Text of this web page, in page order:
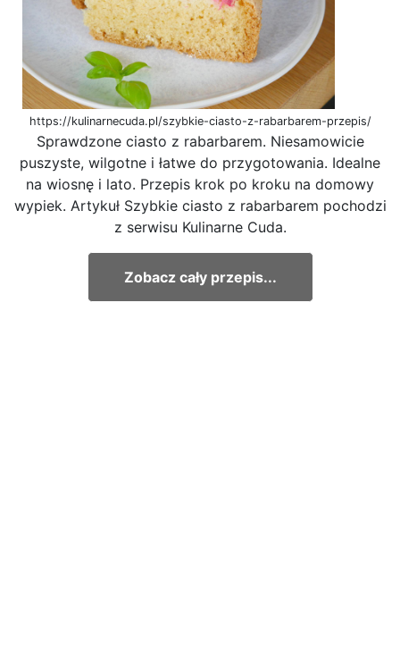
https://kulinarnecuda.pl/szybkie-ciasto-z-rabarbarem-przepis/
Sprawdzone ciasto z rabarbarem. Niesamowicie
puszyste, wilgotne i łatwe do przygotowania. Idealne
na wiosnę i lato. Przepis krok po kroku na domowy
wypiek. Artykuł Szybkie ciasto z rabarbarem pochodzi
z serwisu Kulinarne Cuda.
Zobacz cały przepis...